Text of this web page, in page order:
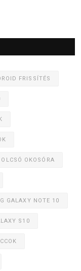
FRISSÍTÉS
OLCSÓ OKOSÓRA
GALAXY NOTE 10
S10